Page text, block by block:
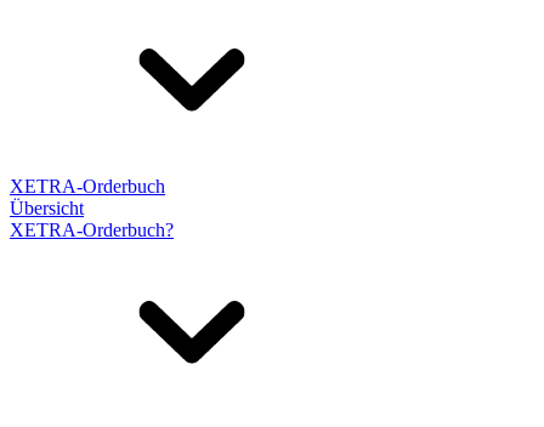
XETRA-Orderbuch
Übersicht
XETRA-Orderbuch?